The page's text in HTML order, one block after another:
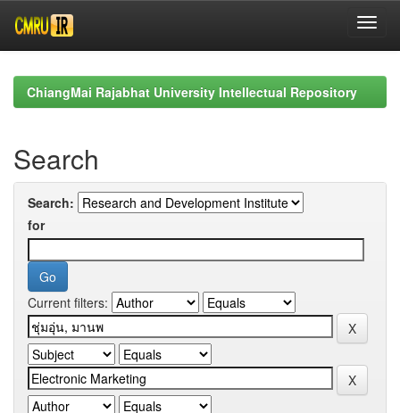
navigationChiangMai Rajabhat University Intellectual Repository
Search
Search:
for
Current filters: